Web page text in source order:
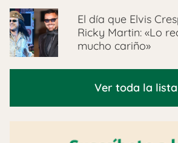
El día que Elvis
Ricky Martin: «Lo
mucho cariño»
Ver toda la lista